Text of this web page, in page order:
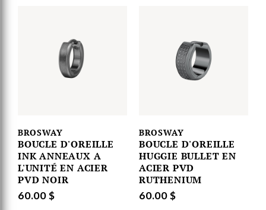
BROSWAY
BOUCLE D'OREILLE
INK ANNEAUX A
L'UNITÉ EN ACIER
PVD NOIR
60.00 $
BROSWAY
BOUCLE D'OREILLE
HUGGIE BULLET EN
ACIER PVD
RUTHENIUM
60.00 $